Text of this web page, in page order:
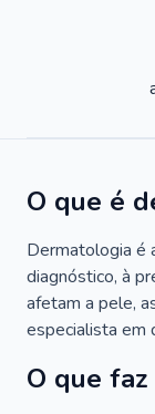
O que é
Dermatologia é
diagnóstico, à
afetam a pele,
especialista em
O que